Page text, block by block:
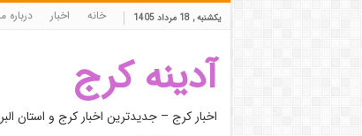
یکشنبه , 18 مرداد 1405 خانه اخبار درباره ما
آدینه کرج
اخبار کرج – جدیدترین اخبار کرج و استان